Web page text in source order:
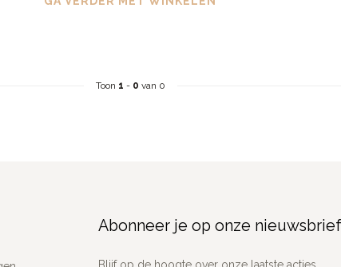
Toon 1 - 0 van 0
Abonneer je op onze nieuwsbrief